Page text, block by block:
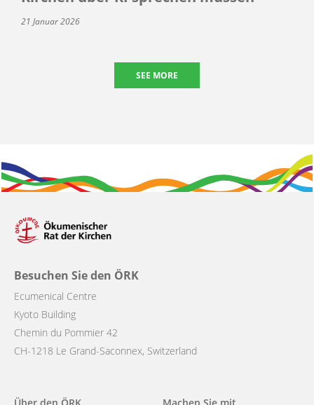
21 Januar 2026
SEE MORE
Besuchen Sie den ÖRK
Ecumenical Centre
Kyoto Building
Chemin du Pommier 42
CH-1218 Le Grand-Saconnex, Switzerland
Über den ÖRK Machen Sie mit